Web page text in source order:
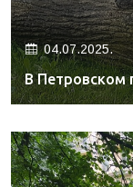
04.07.2025.
В Петровском